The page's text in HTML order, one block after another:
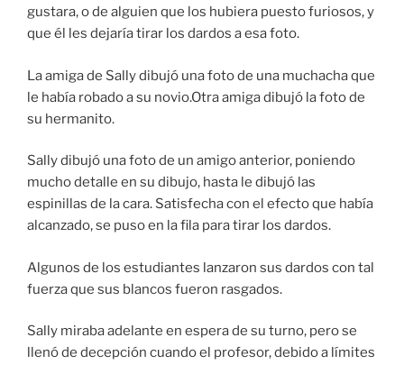
gustara, o de alguien que los hubiera puesto furiosos, y
que él les dejaría tirar los dardos a esa foto.
La amiga de Sally dibujó una foto de una muchacha que
le había robado a su novio.Otra amiga dibujó la foto de
su hermanito.
Sally dibujó una foto de un amigo anterior, poniendo
mucho detalle en su dibujo, hasta le dibujó las
espinillas de la cara. Satisfecha con el efecto que había
alcanzado, se puso en la fila para tirar los dardos.
Algunos de los estudiantes lanzaron sus dardos con tal
fuerza que sus blancos fueron rasgados.
Sally miraba adelante en espera de su turno, pero se
llenó de decepción cuando el profesor, debido a límites